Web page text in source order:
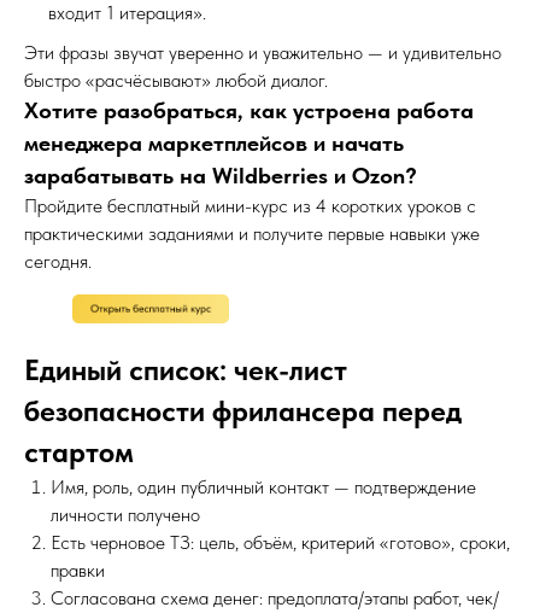
входит 1 итерация».
Эти фразы звучат уверенно и уважительно — и удивительно
быстро «расчёсывают» любой диалог.
Хотите разобраться, как устроена работа
менеджера маркетплейсов и начать
зарабатывать на Wildberries и Ozon?
Пройдите бесплатный мини-курс из 4 коротких уроков с
практическими заданиями и получите первые навыки уже
сегодня.
Единый список: чек-лист
безопасности фрилансера перед
стартом
Имя, роль, один публичный контакт — подтверждение
личности получено
Есть черновое ТЗ: цель, объём, критерий «готово», сроки,
правки
Согласована схема денег: предоплата/этапы работ, чек/